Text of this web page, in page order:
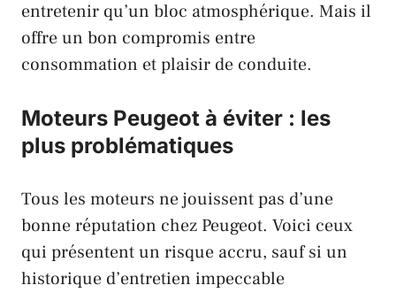
entretenir qu’un bloc atmosphérique. Mais il
offre un bon compromis entre
consommation et plaisir de conduite.
Moteurs Peugeot à éviter : les
plus problématiques
Tous les moteurs ne jouissent pas d’une
bonne réputation chez Peugeot. Voici ceux
qui présentent un risque accru, sauf si un
historique d’entretien impeccable